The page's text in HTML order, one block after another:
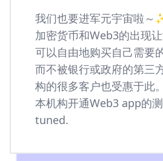
我们也要进军元宇宙啦～
加密货币和Web3的出现
可以自由地购买自己需要
而不被银行或政府的第三
构的很多客户也受惠于此。
本机构开通Web3 app的
tuned.